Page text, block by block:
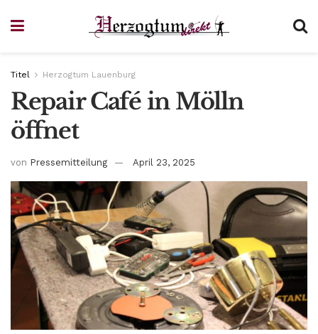
Titel Herzogtum Lauenburg
Repair Café in Mölln
öffnet
von Pressemitteilung April 23, 2025